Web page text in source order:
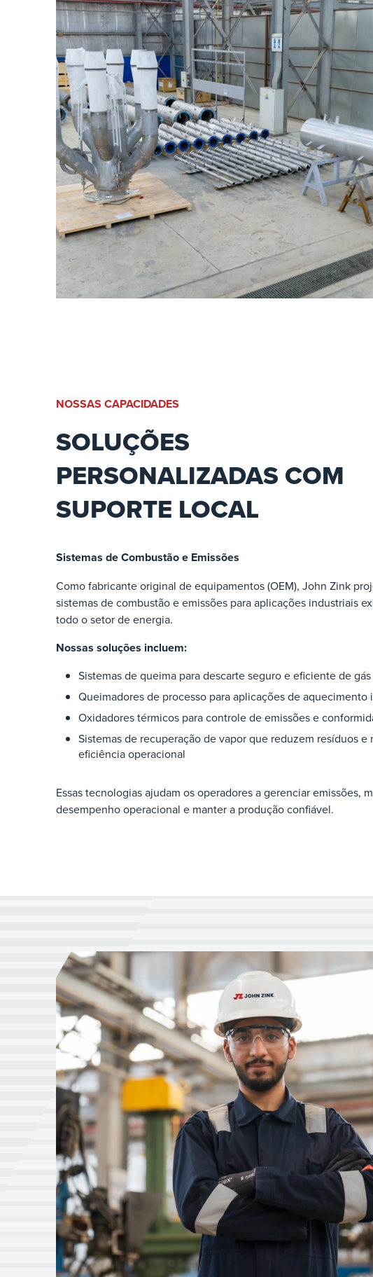
NOSSAS CAPACIDADES
SOLUÇÕES
PERSONALIZADAS COM
SUPORTE LOCAL
Sistemas de Combustão e Emissões
Como fabricante original de equipamentos (OEM), John Zink
sistemas de combustão e emissões para aplicações industriais
todo o setor de energia.
Nossas soluções incluem:
Sistemas de queima para descarte seguro e eficiente de gás
Queimadores de processo para aplicações de aquecimento
Oxidadores térmicos para controle de emissões e
Sistemas de recuperação de vapor que reduzem resíduos e
eficiência operacional
Essas tecnologias ajudam os operadores a gerenciar emissões,
desempenho operacional e manter a produção confiável.